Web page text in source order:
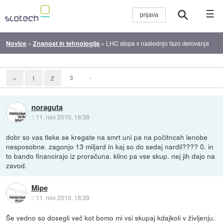
☰
Novice »Znanost in tehnologija » LHC stopa v naslednjo fazo delovanja
« 1 2 3 »
noraguta
:: 11. nov 2010, 18:38
dobr so vas tleke se kregate na smrt uni pa na počitncah lenobe
nesposobne. zagonjo 13 miljard in kaj so do sedaj nardil???? 0. in
to bando financirajo iz proračuna. klinc pa vse skup. nej jih dajo na
zavod.
Mipe
:: 11. nov 2010, 18:39
Še vedno so dosegli več kot bomo mi vsi skupaj kdajkoli v življenju.